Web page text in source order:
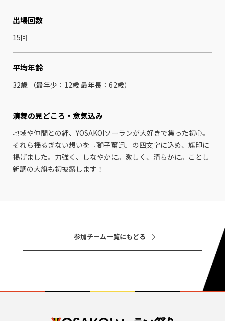
出場回数
15回
平均年齢
32歳 （最年少：12歳 最年⻑：62歳）
演舞の見どころ・ 意気込み
地域や仲間との絆、YOSAKOIソーランが大好きで集った初心。
それら揺るぎない想いを『獅子奮迅』の四文字に込め、旗印に
掲げました。力強く、しなやかに。激しく、清らかに。ことし
新調の大旗も初披露します！
参加チーム⼀覧にもどる